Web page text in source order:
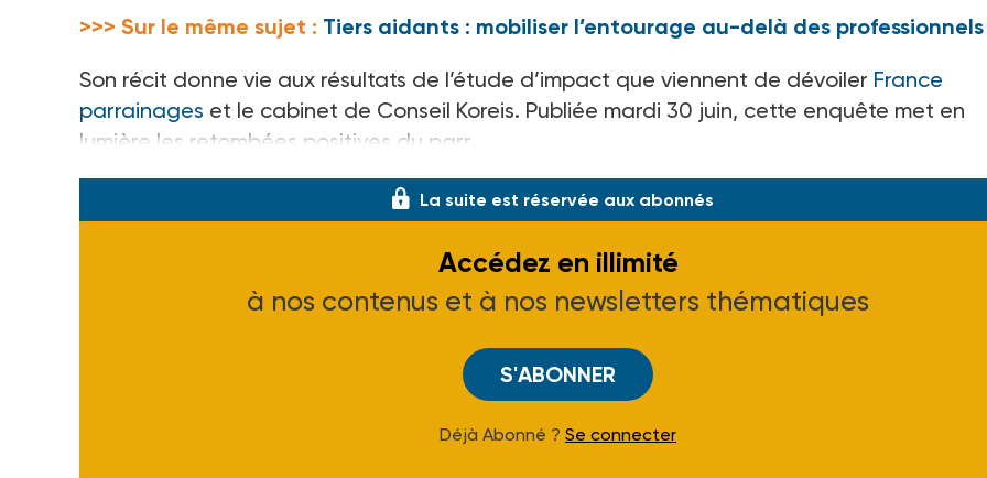
>>> Sur le même sujet : Tiers aidants : mobiliser l’entourage au-delà des professionnels
Son récit donne vie aux résultats de l’étude d’impact que viennent de dévoiler France
parrainages et le cabinet de Conseil Koreis. Publiée mardi 30 juin, cette enquête met en
lumière les retombées positives du parr
La suite est réservée aux abonnés
Accédez en illimité
à nos contenus et à nos newsletters thématiques
S'ABONNER
Déjà Abonné ? Se connecter